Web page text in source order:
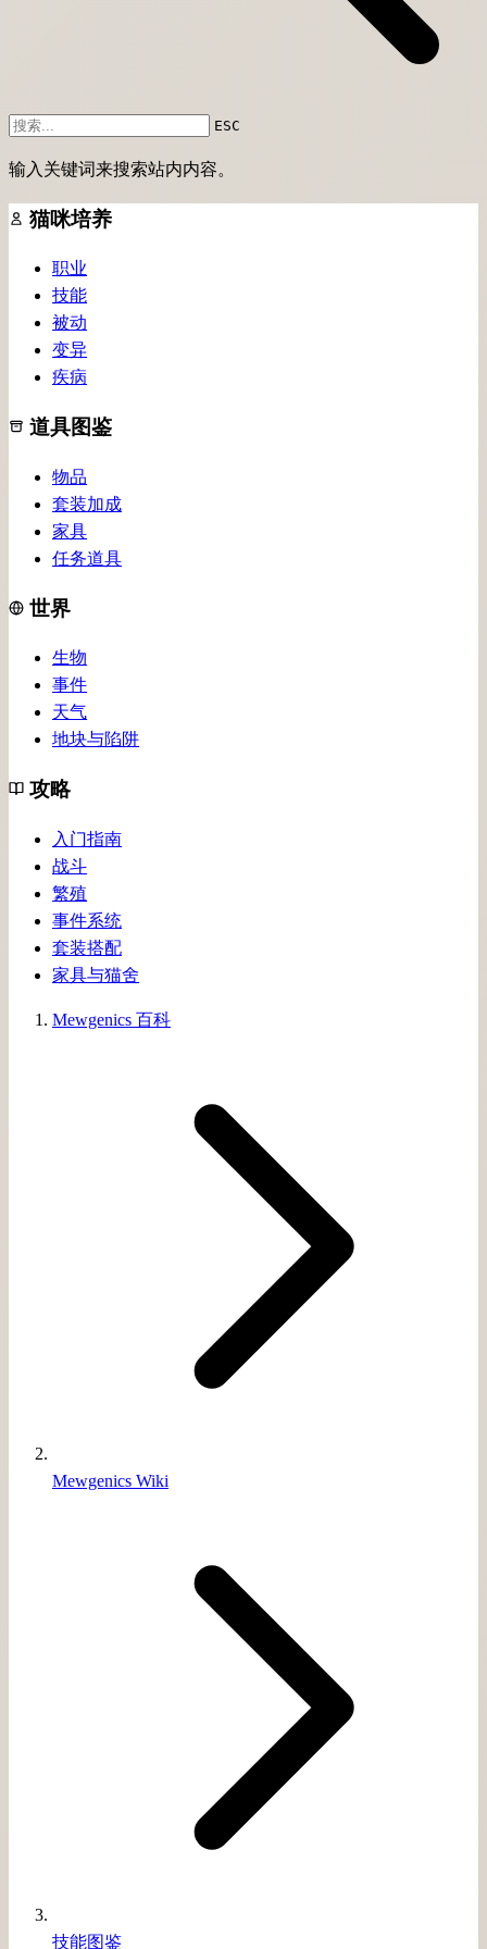
ESC
输入关键词来搜索站内内容。
猫咪培养
职业
技能
被动
变异
疾病
道具图鉴
物品
套装加成
家具
任务道具
世界
生物
事件
天气
地块与陷阱
攻略
入门指南
战斗
繁殖
事件系统
套装搭配
家具与猫舍
Mewgenics 百科
Mewgenics Wiki
技能图鉴